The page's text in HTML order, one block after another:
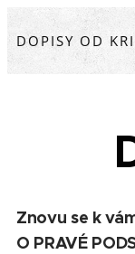
DOPISY OD
Znovu se k
O PRAVÉ